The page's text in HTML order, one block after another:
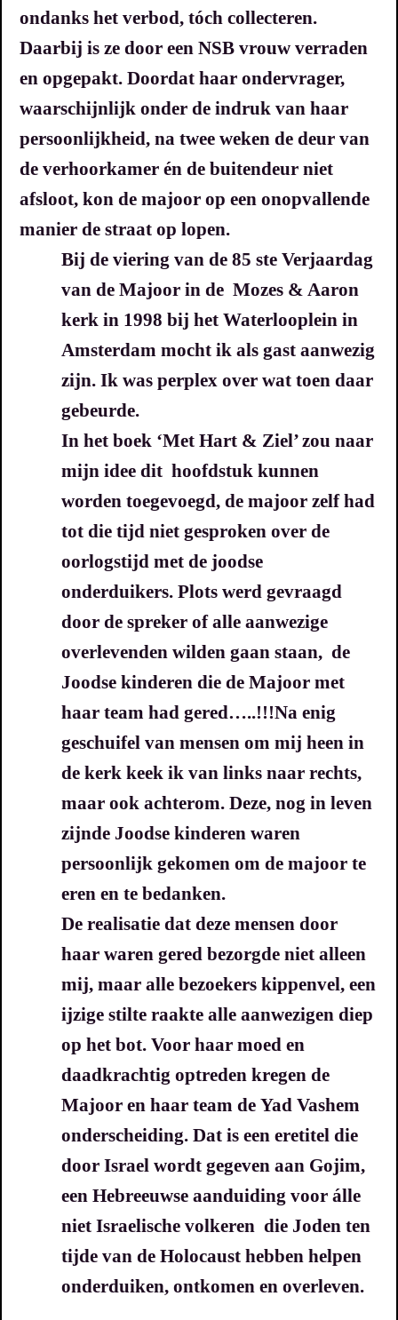
ondanks het verbod, tóch collecteren.
Daarbij is ze door een NSB vrouw verraden
en opgepakt. Doordat haar ondervrager,
waarschijnlijk onder de indruk van haar
persoonlijkheid, na twee weken de deur van
de verhoorkamer én de buitendeur niet
afsloot, kon de majoor op een onopvallende
manier de straat op lopen.
Bij de viering van de 85 ste Verjaardag
van de Majoor in de Mozes & Aaron
kerk in 1998 bij het Waterlooplein in
Amsterdam mocht ik als gast aanwezig
zijn. Ik was perplex over wat toen daar
gebeurde.
In het boek ‘Met Hart & Ziel’ zou naar
mijn idee dit hoofdstuk kunnen
worden toegevoegd, de majoor zelf had
tot die tijd niet gesproken over de
oorlogstijd met de joodse
onderduikers. Plots werd gevraagd
door de spreker of alle aanwezige
overlevenden wilden gaan staan, de
Joodse kinderen die de Majoor met
haar team had gered…..!!!Na enig
geschuifel van mensen om mij heen in
de kerk keek ik van links naar rechts,
maar ook achterom. Deze, nog in leven
zijnde Joodse kinderen waren
persoonlijk gekomen om de majoor te
eren en te bedanken.
De realisatie dat deze mensen door
haar waren gered bezorgde niet alleen
mij, maar alle bezoekers kippenvel, een
ijzige stilte raakte alle aanwezigen diep
op het bot. Voor haar moed en
daadkrachtig optreden kregen de
Majoor en haar team de Yad Vashem
onderscheiding. Dat is een eretitel die
door Israel wordt gegeven aan Gojim,
een Hebreeuwse aanduiding voor álle
niet Israelische volkeren die Joden ten
tijde van de Holocaust hebben helpen
onderduiken, ontkomen en overleven.